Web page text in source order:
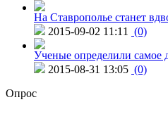
На Ставрополье станет
2015-09-02 11:11
(0)
Ученые определили самое
2015-08-31 13:05 (0)
Опрос